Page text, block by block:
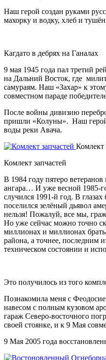
Наш герой создан руками
махорку и водку, хлеб и
Кагдато в дебрях на Ганалах
9 мая 1945 года пал третий
на Дальний Восток, где
самураям. Наш «Захар» к
совместном параде
После войны дивизию
пришли «Колуны». Наш герой
воды реки Авача.
Комлект
Комлект запчастей
В 1984 году пятеро
ангара… И уже весной 1985-
случился 1991-й год. В
поселился зелёный дьявол
нельзя! Пожалуй, все мы,
Но уже сейчас можно точно
миллионах и миллионах
района, а точнее, последним
техническом состоянии и
Это получилось из того
Познакомила меня с
навесом с полным кузовом
гараж Северо-восточного
своей стоянке, и к 9 Мая
9 Мая 2005 года